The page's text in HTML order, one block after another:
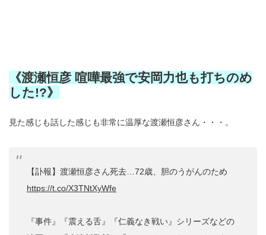
《渡瀬恒彦 喧嘩最強で安岡力也も打ちのめ
した!?》
見た感じも話した感じも非常に温厚な渡瀬恒彦さん・・・。
【訃報】渡瀬恒彦さん死去…72歳、胆のうがんのため
https://t.co/X3TNtXyWfe
『事件』『震える舌』『仁義なき戦い』シリーズなどの